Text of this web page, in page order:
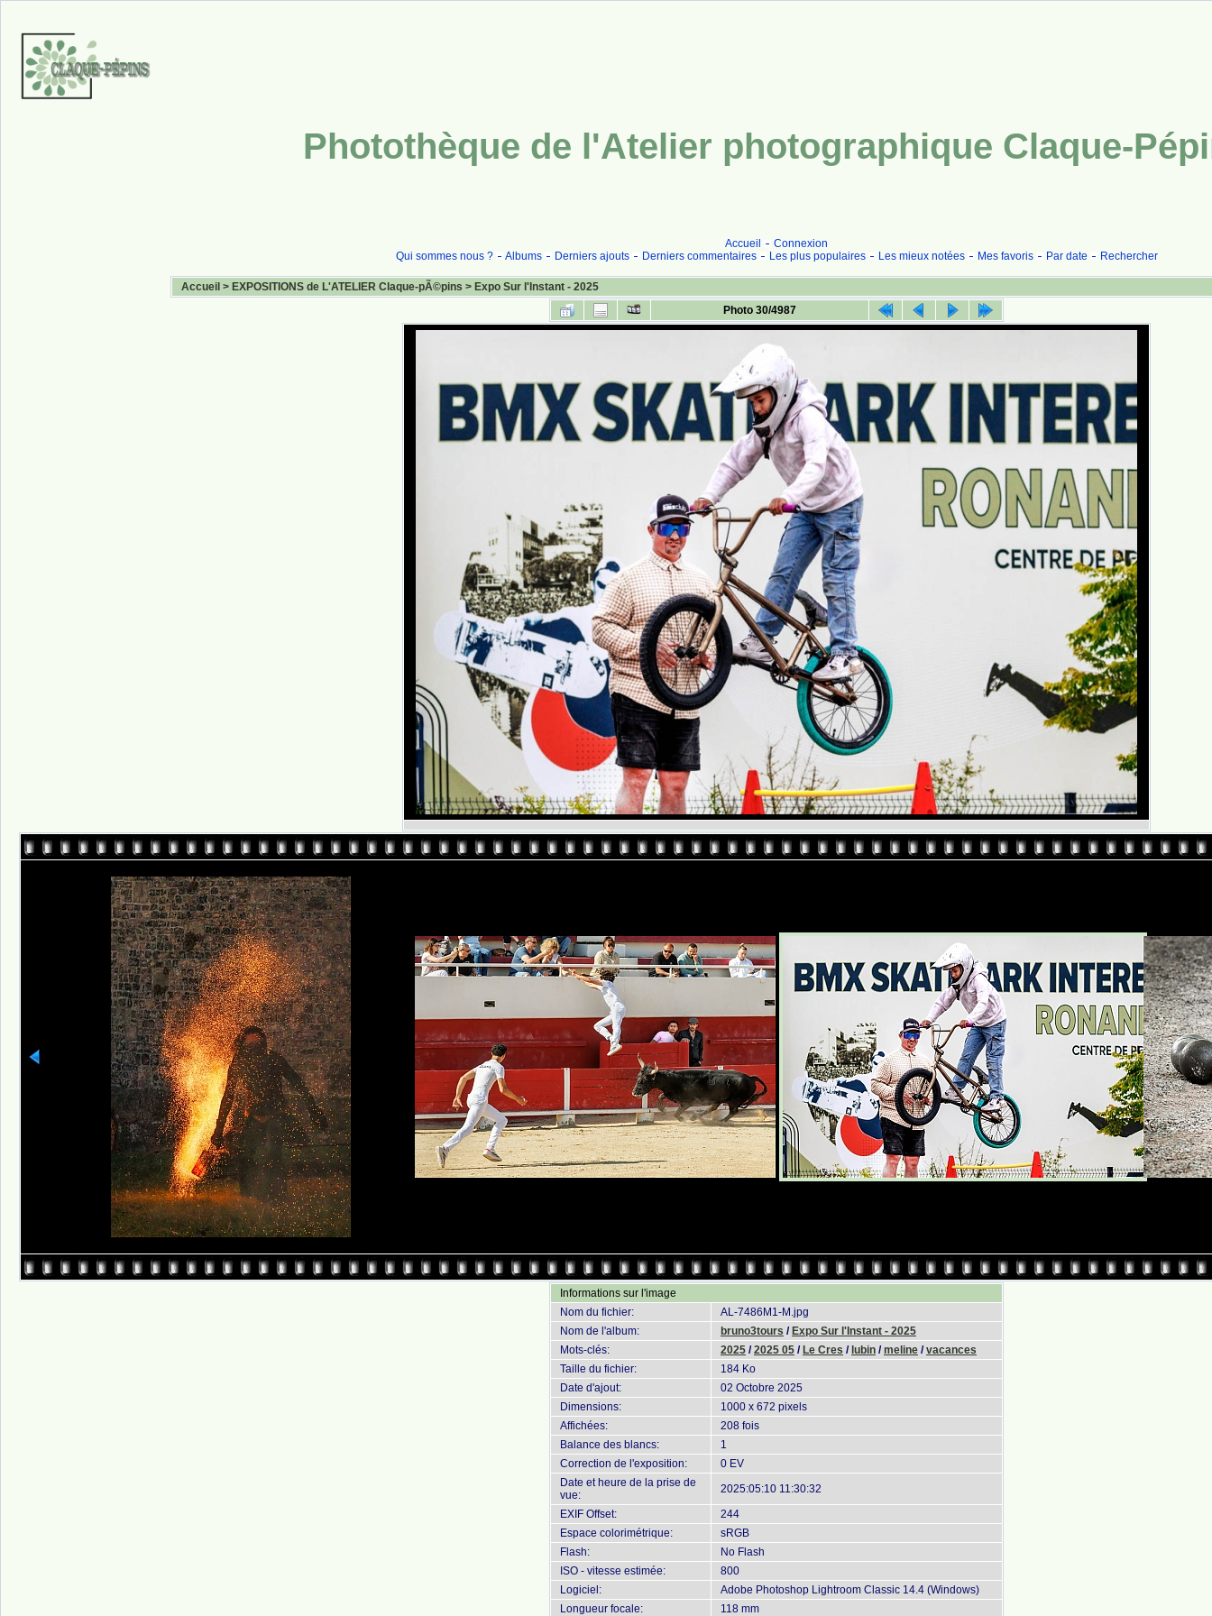
Photothèque de l'Atelier photographique Claque-
Accueil
Connexion
Qui sommes nous ?
Albums Derniers ajouts Derniers commentaires Les plus populaires Les mieux notées Mes favoris Par date Rechercher
Accueil > EXPOSITIONS de L'ATELIER Claque-pÃ©pins > Expo Sur l'Instant - 2025
Photo 30/4987
Informations sur l'image
Nom du fichier:
AL-7486M1-M.jpg
Nom de l'album:
bruno3tours / Expo Sur l'Instant - 2025
Mots-clés:
2025 /2025 05 / Le Cres / lubin /meline /vacances
Taille du fichier:
184 Ko
Date d'ajout:
02 Octobre 2025
Dimensions:
1000 x 672 pixels
Affichées:
208 fois
Balance des blancs:
1
Correction de l'exposition:
0 EV
Date et heure de la prise de
vue:
2025:05:10 11:30:32
EXIF Offset:
244
Espace colorimétrique:
sRGB
Flash:
No Flash
ISO - vitesse estimée:
800
Logiciel:
Adobe Photoshop Lightroom Classic 14.4 (Windows)
Longueur focale:
118 mm